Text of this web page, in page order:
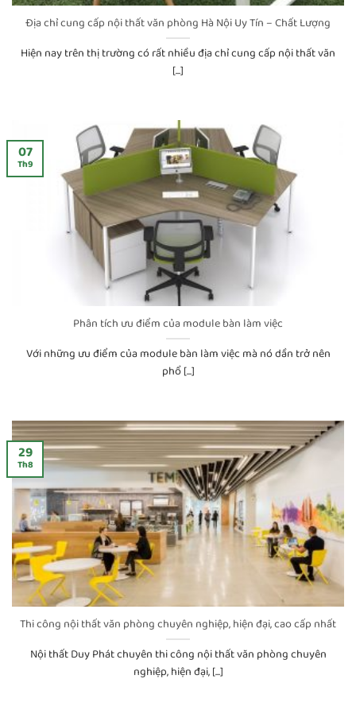
Địa chỉ cung cấp nội thất văn phòng Hà Nội Uy Tín – Chất Lượng
Hiện nay trên thị trường có rất nhiều địa chỉ cung cấp nội thất văn
[...]
Phân tích ưu điểm của module bàn làm việc
Với những ưu điểm của module bàn làm việc mà nó dần trở nên
phổ [...]
07
Th9
Thi công nội thất văn phòng chuyên nghiệp, hiện đại, cao cấp nhất
Nội thất Duy Phát chuyên thi công nội thất văn phòng chuyên
nghiệp, hiện đại, [...]
29
Th8